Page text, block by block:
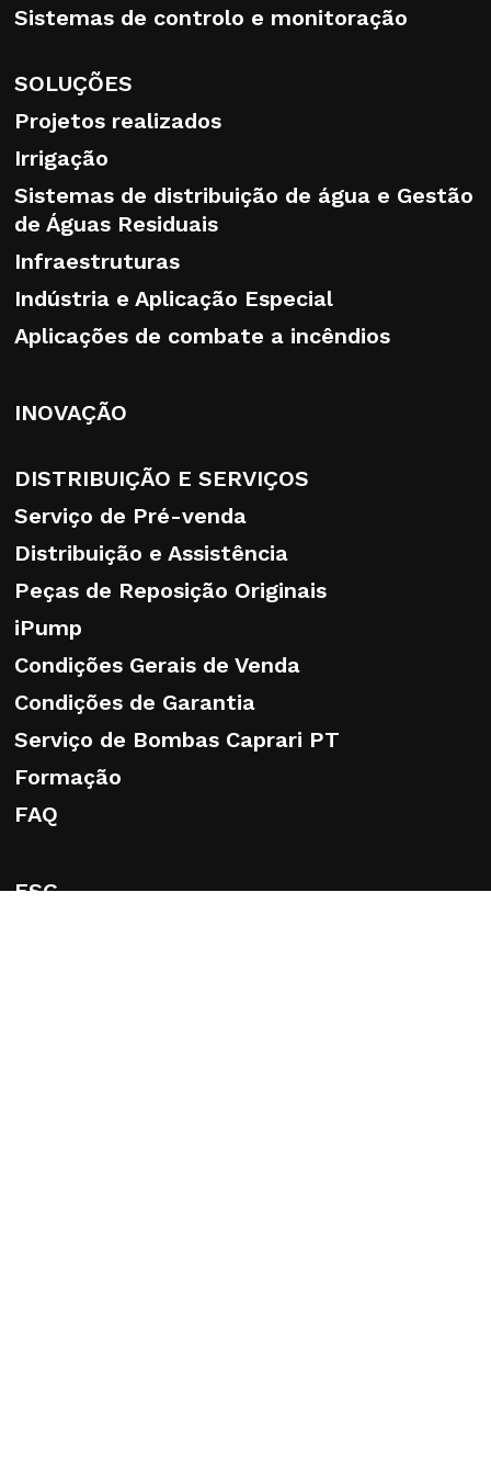
Sistemas de controlo e monitoração
SOLUÇÕES
Projetos realizados
Irrigação
Sistemas de distribuição de água e Gestão
de Águas Residuais
Infraestruturas
Indústria e Aplicação Especial
Aplicações de combate a incêndios
INOVAÇÃO
DISTRIBUIÇÃO E SERVIÇOS
Serviço de Pré-venda
Distribuição e Assistência
Peças de Reposição Originais
iPump
Condições Gerais de Venda
Condições de Garantia
Serviço de Bombas Caprari PT
Formação
FAQ
ESG